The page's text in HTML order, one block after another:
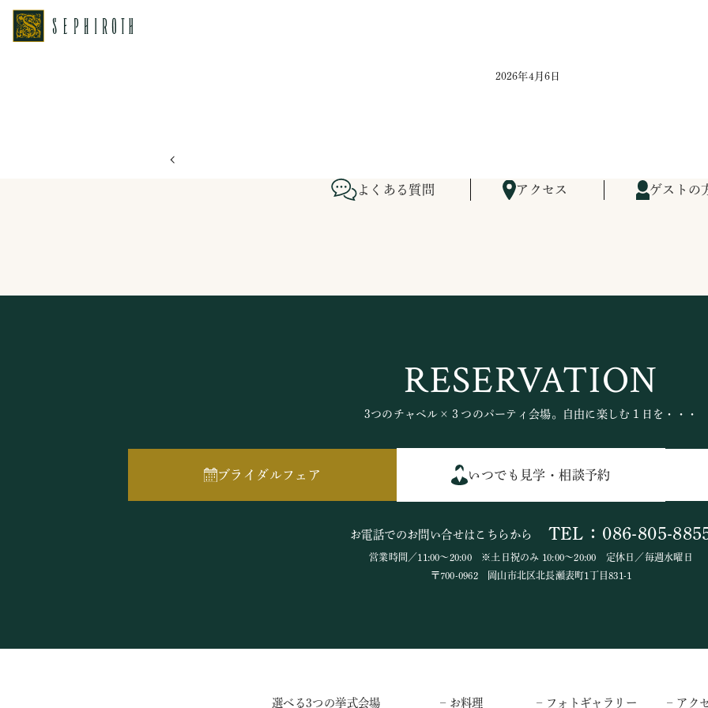
2026年4月6日
よくある質問 アクセス ゲストの
RESERVATION
3つのチャペル×３つのパーティ会場。自由に楽しむ１日を・・・
ブライダルフェア いつでも見学・相談予約
お電話でのお問い合せはこちらから TEL：086-805-
営業時間／11:00～20:00 ※土日祝のみ 10:00～20:00 定休日／毎週水曜日
〒700-0962 岡山市北区北長瀬表町1丁目831-1
選べる3つの挙式会場 – お料理 – フォトギャラリー – アク